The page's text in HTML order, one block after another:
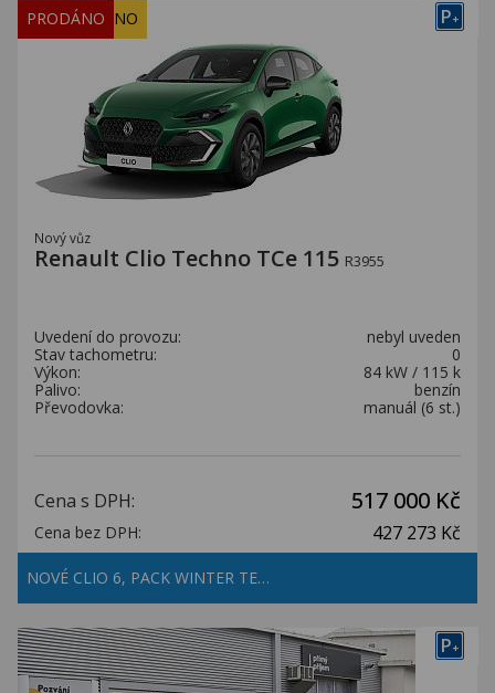
P+
REZERVOVÁNO
PRODÁNO
Nový vůz
Renault Clio Techno TCe 115 R3955
Uvedení do provozu:
nebyl uveden
Stav tachometru:
0
Výkon:
84 kW / 115 k
Palivo:
benzín
Převodovka:
manuál (6 st.)
Cena s DPH: 517 000 Kč
Cena bez DPH: 427 273 Kč
NOVÉ CLIO 6, PACK WINTER TE…
P+